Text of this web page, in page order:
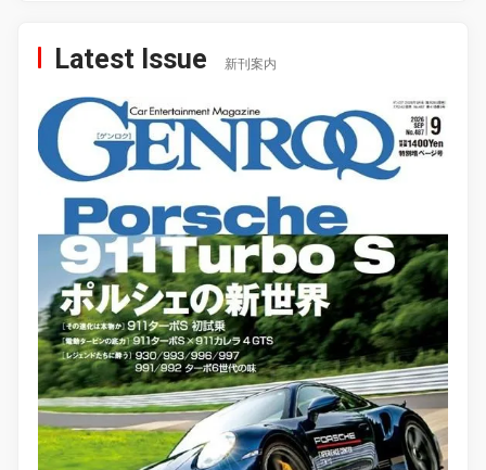
Latest Issue 新刊案内